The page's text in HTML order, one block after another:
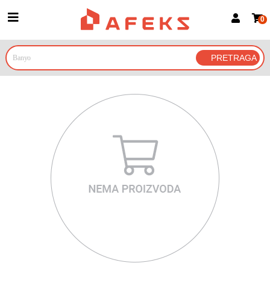
Prijava za članove
Prijavite se Google nalogom
0